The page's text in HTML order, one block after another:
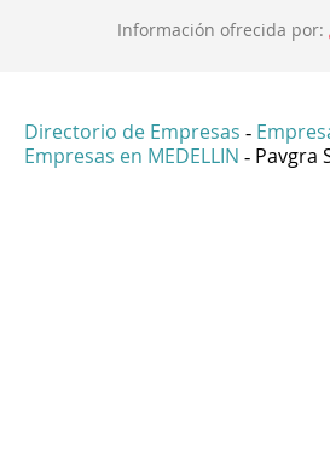
Información ofrecida por:
Directorio de Empresas -
Empresas en MEDELLIN - Pavgra